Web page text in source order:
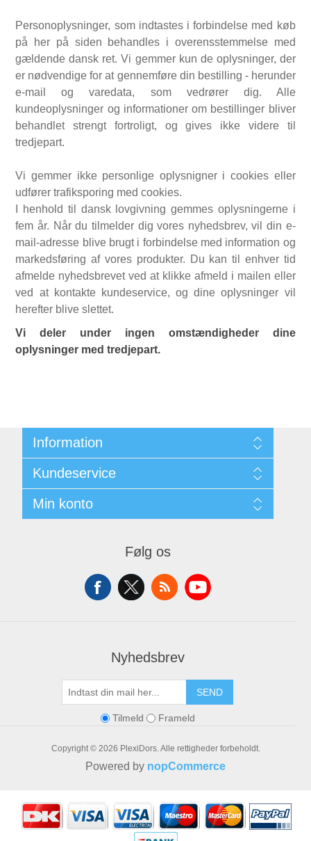
Personoplysninger, som indtastes i forbindelse med køb
på her på siden behandles i overensstemmelse med
gældende dansk ret. Vi gemmer kun de oplysninger, der
er nødvendige for at gennemføre din bestilling - herunder
e-mail og varedata, som vedrører dig. Alle
kundeoplysninger og informationer om bestillinger bliver
behandlet strengt fortroligt, og gives ikke videre til
tredjepart.
Vi gemmer ikke personlige oplysnigner i cookies eller
udfører trafiksporing med cookies.
I henhold til dansk lovgivning gemmes oplysningerne i
fem år. Når du tilmelder dig vores nyhedsbrev, vil din e-
mail-adresse blive brugt i forbindelse med information og
markedsføring af vores produkter. Du kan til enhver tid
afmelde nyhedsbrevet ved at klikke afmeld i mailen eller
ved at kontakte kundeservice, og dine oplysninger vil
herefter blive slettet.
Vi deler under ingen omstændigheder dine
oplysninger med tredjepart.
Information
Kundeservice
SøgMin konto
Følg os
Nyhedsbrev
SEND
Tilmeld Frameld
Copyright © 2026 PlexiDors. Alle rettigheder forbeholdt.
Powered by nopCommerce